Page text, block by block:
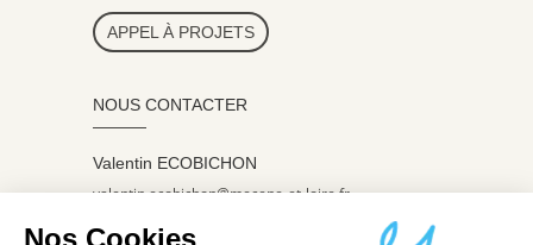
APPEL À PROJETS
NOUS CONTACTER
Valentin ECOBICHON
valentin.ecobichon@mecene-et-loire.fr